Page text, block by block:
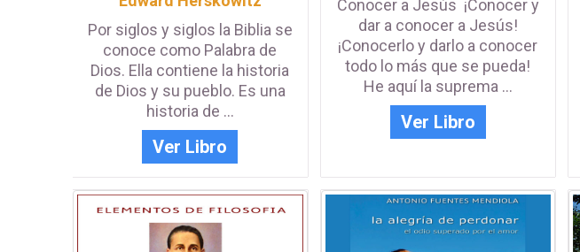
Por siglos y siglos la Biblia se
conoce como Palabra de
Dios. Ella contiene la historia
de Dios y su pueblo. Es una
historia de ...
Ver Libro
Conocer a Jesús ¡Conocer y
dar a conocer a Jesús!
¡Conocerlo y darlo a conocer
todo lo más que se pueda!
He aquí la suprema ...
Ver Libro